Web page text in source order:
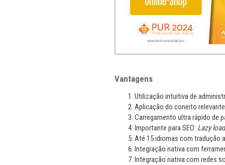
Vantagens
Utilização intuitiva de
Aplicação do coneito
Carregamento ultra rápido de
Importante para SEO: Lazy
Até 15 idiomas com tradução
Integração nativa com
Integração nativa com redes